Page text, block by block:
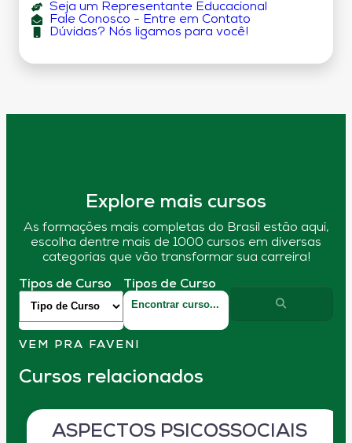
Seja um Representante Educacional
Fale Conosco - Entre em Contato
Dúvidas? Nós ligamos para você!
Explore mais cursos
As formações mais completas do Brasil estão aqui,
escolha dentre mais de 1000 cursos em diversas
categorias que vão transformar sua carreira!
Tipos de Curso Tipos de Curso
VEM PRA FAVENI
Cursos relacionados
ASPECTOS PSICOSSOCIAIS